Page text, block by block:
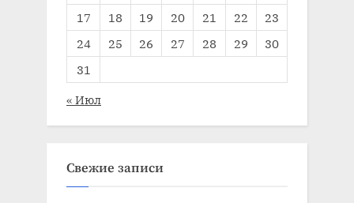
17
18 19 20 21 22
23
24
25 26 27 28 29
30
31
« Июл
Свежие записи